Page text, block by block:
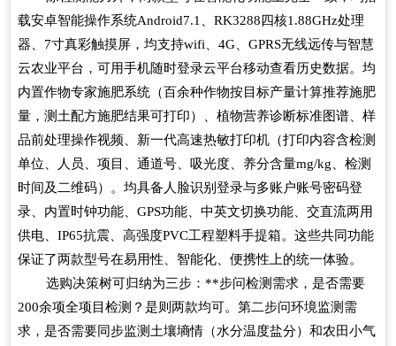
载安卓智能操作系统Android7.1 RK3288 四核1.88GHz处理
器、 7寸真彩触摸屏，均支持wifi 4G GPRS无线远传与智慧
云农业平台，可用手机随时登录云平台移动查看历史数据。均
内置作物专家施肥系统（百余种作物按目标产量计算推荐施肥
量，测土配方施肥结果可打印）、植物营养诊断标准图谱、样
品前处理操作视频、新一代高速热敏打印机（打印内容含检测
单位、人员、项目、通道号、吸光度、养分含量mg/kg 、检测
时间及二维码）。均具备人脸识别登录与多账户账号密码登
录、内置时钟功能、 GPS功能、中英文切换功能、交直流两用
供电、 IP65抗震、高强度PVC工程塑料手提箱。这些共同功能
保证了两款型号在易用性、智能化、便携性上的统一体验。
选购决策树可归纳为三步：**步问检测需求，是否需要
200余项全项目检测？是则两款均可。第二步问环境监测需
求，是否需要同步监测土壤墒情（水分温度盐分）和农田小气